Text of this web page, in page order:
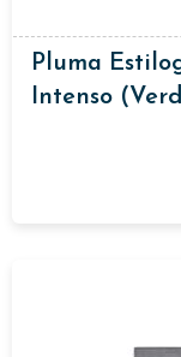
Pluma
Intenso